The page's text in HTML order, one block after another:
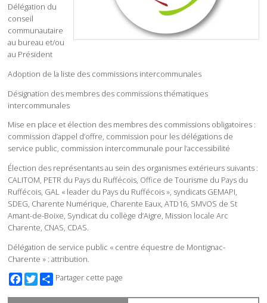
Délégation du
conseil
communautaire
au bureau et/ou
au Président
Adoption de la liste des commissions intercommunales
Désignation des membres des commissions thématiques
intercommunales
Mise en place et élection des membres des commissions obligatoires :
commission d’appel d’offre, commission pour les délégations de
service public, commission intercommunale pour l’accessibilité
Élection des représentants au sein des organismes extérieurs suivants :
CALITOM, PETR du Pays du Ruffécois, Office de Tourisme du Pays du
Ruffécois, GAL « leader du Pays du Ruffécois », syndicats GEMAPI,
SDEG, Charente Numérique, Charente Eaux, ATD16, SMVOS de St
Amant-de-Boixe, Syndicat du collège d’Aigre, Mission locale Arc
Charente, CNAS, CDAS.
Délégation de service public « centre équestre de Montignac-
Charente » : attribution.
Facebook
TwitterPartager cette page